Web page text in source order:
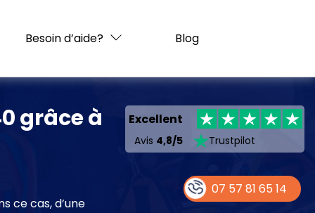
Besoin d’aide? Blog
grâce à
ce cas, d’une
Excellent
Avis 4,8/5 Trustpilot
07 57 81 65 14